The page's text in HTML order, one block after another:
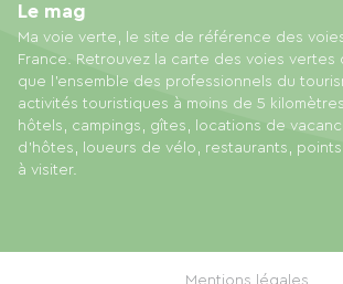
Ma voie verte, le site de référence des
France. Retrouvez la carte des voies vertes
que l'ensemble des professionnels du
activités touristiques à moins de 5
hôtels, campings, gîtes, locations de
d'hôtes, loueurs de vélo, restaurants,
à visiter.
Le mag
Mentions légales